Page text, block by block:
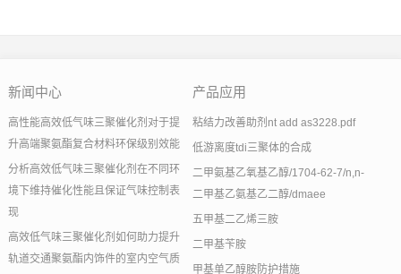
新闻中心
高性能高效低气味三聚催化剂对于提
升高端聚氨酯复合材料环保级别效能
分析高效低气味三聚催化剂在不同环
境下维持催化性能且保证气味控制表
现
高效低气味三聚催化剂如何助力提升
轨道交通聚氨酯内饰件的室内空气质
产品应用
粘结力改善助剂nt add as3228.pdf
低游离度tdi三聚体的合成
二甲氨基乙氧基乙醇/1704-62-7/n,n-
二甲基乙氨基乙二醇/dmaee
五甲基二乙烯三胺
二甲基苄胺
甲基单乙醇胺防护措施